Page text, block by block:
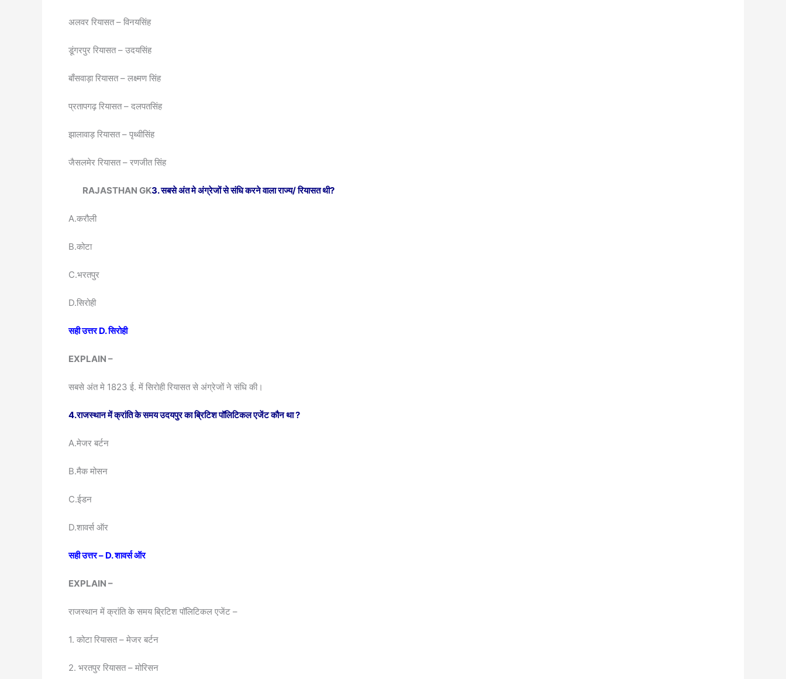
अलवर रियासत – विनयसिंह
डूंगरपुर रियासत – उदयसिंह
बाँसवाड़ा रियासत – लक्ष्मण सिंह
प्रतापगढ़ रियासत – दलपतसिंह
झालावाड़ रियासत – पृथ्वीसिंह
जैसलमेर रियासत – रणजीत सिंह
RAJASTHAN GK3. सबसे अंत मे अंग्रेजों से संधि करने वाला राज्य/ रियासत थी?
A.करौली
B.कोटा
C.भरतपुर
D.सिरोही
सही उत्तर D. सिरोही
EXPLAIN –
सबसे अंत मे 1823 ई. में सिरोही रियासत से अंग्रेजों ने संधि की।
4.राजस्थान में क्रांति के समय उदयपुर का ब्रिटिश पॉलिटिकल एजेंट कौन था?
A.मेजर बर्टन
B.मैक मोसन
C.ईडन
D.शावर्स ऑर
सही उत्तर – D. शावर्स ऑर
EXPLAIN –
राजस्थान में क्रांति के समय ब्रिटिश पॉलिटिकल एजेंट –
1. कोटा रियासत – मेजर बर्टन
2. भरतपुर रियासत – मोरिसन